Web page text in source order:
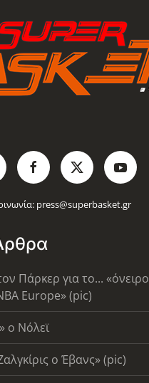
press@superbasket.gr
Πάρκερ για το... «όνειρο
Europe» (pic)
ο Νόλεϊ
ο Έβανς» (pic)